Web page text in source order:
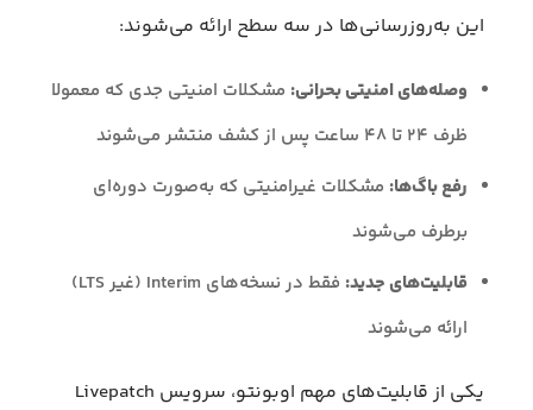
این به‌روزرسانی‌ها در سه سطح ارائه می‌شوند:
وصله‌های امنیتی بحرانی: مشکلات امنیتی جدی که معمولا
ظرف ۲۴ تا ۴۸ ساعت پس از کشف منتشر می‌شوند
رفع باگ‌ها: مشکلات غیرامنیتی که به‌صورت دوره‌ای
برطرف می‌شوند
قابلیت‌های جدید:
فقط در نسخه‌های Interim (غیر LTS)
ارائه می‌شوند
یکی از قابلیت‌های مهم اوبونتو، سرویس Livepatch